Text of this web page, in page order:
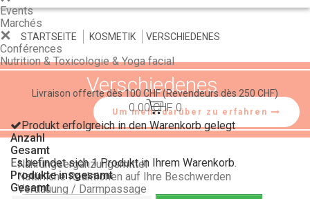
Events
Marchés
Conférences
Nutrition & Toxicologie & Yoga facial
Livraison offerte dès 100 CHF(Revendeurs dès 250 CHF)
0.00 CHF0
Produkt erfolgreich in den Warenkorb gelegt
Anzahl
Gesamt
Es befindet sich 1 Produkt in Ihrem Warenkorb.
Produkte insgesamt
Gesamt
STARTSEITE KOSMETIK VERSCHIEDENES
Verschiedenes
Um mehr darüber zu erfahren
Nahrungsergänzungsmittel
Natürliche Reaktionen auf Ihre Beschwerden
Verdauung / Darmpassage